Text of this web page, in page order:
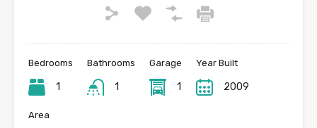
Bedrooms
1
Bathrooms
1
Garage
1
Year Built
2009
Area